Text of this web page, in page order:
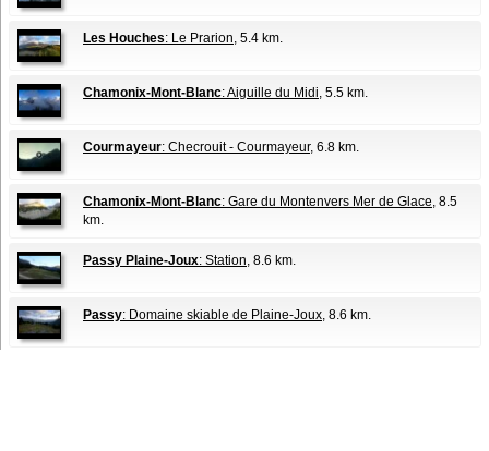
Les Houches: Le Prarion, 5.4 km.
Chamonix-Mont-Blanc: Aiguille du Midi, 5.5 km.
Courmayeur: Checrouit - Courmayeur, 6.8 km.
Chamonix-Mont-Blanc: Gare du Montenvers Mer de Glace, 8.5
km.
Passy Plaine-Joux: Station, 8.6 km.
Passy: Domaine skiable de Plaine-Joux, 8.6 km.